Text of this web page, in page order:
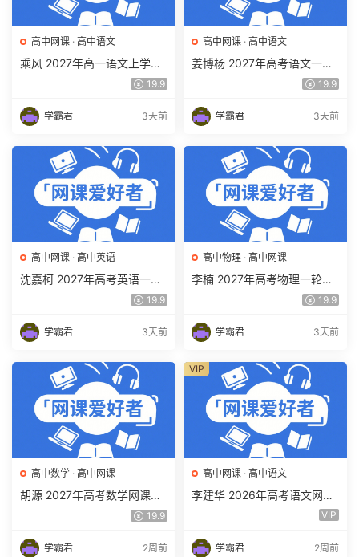
高中网课 · 高中语文
乘风 2027年高一语文上学期
网课教程 高一语文 暑假班视
19.9
学霸君 3天前
高中网课 · 高中语文
姜博杨 2027年高考语文一轮
复习网课教程 高三语文 上学
下载
19.9
学霸君 3天前
高中网课 · 高中英语
沈嘉柯 2027年高考英语一轮
复习网课教程 高三英语 上学
下载
19.9
学霸君 3天前
高中物理 · 高中网课
李楠 2027年高考物理一轮复
习网课教程 高三物理 上学期
载
19.9
学霸君 3天前
高中数学 · 高中网课
胡源 2027年高考数学网课教
程 高三数学 一轮复习暑假班
19.9
学霸君 2周前
高中网课 · 高中语文
李建华 2026年高考语文网课
教程 高三语文 a+二三轮复习
VIP
学霸君 2周前
VIP